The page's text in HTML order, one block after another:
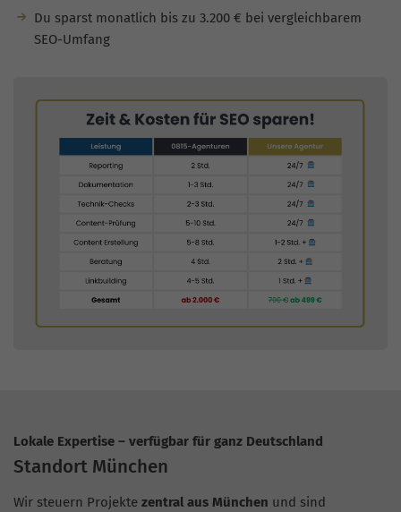
Du sparst monatlich bis zu 3.200 € bei vergleichbarem
SEO-Umfang
Lokale Expertise – verfügbar für ganz Deutschland
Standort München
Wir steuern Projekte zentral aus München und sind